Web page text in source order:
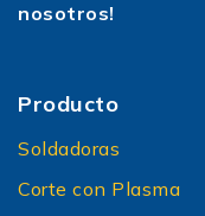
nosotros!
Producto
Soldadoras
Corte con Plasma